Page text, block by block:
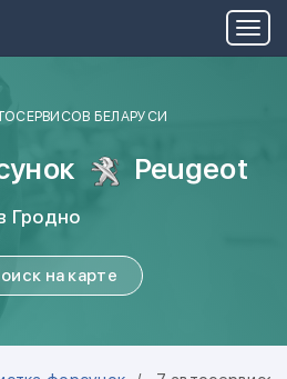
БЕЛАРУСИ
Peugeot
Гродно
на карте